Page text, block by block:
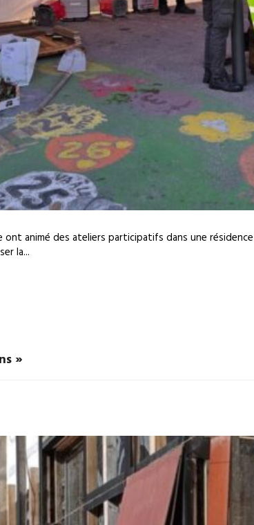
ont animé des ateliers participatifs dans une
la...
»